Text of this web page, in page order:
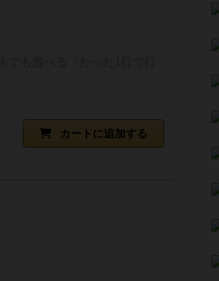
カートに追加する